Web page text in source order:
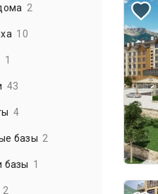
2
10
1
43
4
базы 2
базы 1
2